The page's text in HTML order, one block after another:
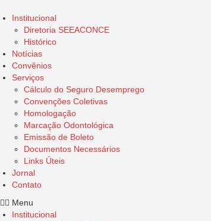
Institucional
Diretoria SEEACONCE
Histórico
Notícias
Convênios
Serviços
Cálculo do Seguro Desemprego
Convenções Coletivas
Homologação
Marcação Odontológica
Emissão de Boleto
Documentos Necessários
Links Úteis
Jornal
Contato
Menu
Institucional